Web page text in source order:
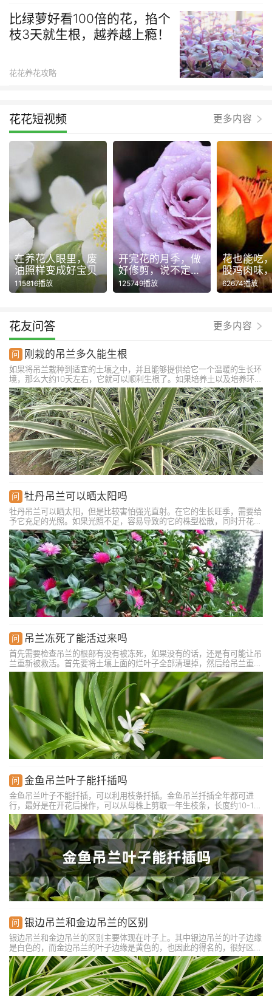
比绿萝好看100倍的花，掐个
枝3天就生根，越养越上瘾！
花花养花攻略
花花短视频 更多内容
在养花人眼里，废
油照样变成好宝贝
115816播放
开完花的月季，做
好修剪，说不定还
能再开一波！
125749播放
花也能吃
股鸡肉味
62674播放
花友问答 更多内容
刚栽的吊兰多久能生根
如果将吊兰栽种到适宜的土壤之中，并且能够提供给它一个温暖的生长环
境，那么大约10天左右，它就可以顺利生根了。如果培养土以及培养环境
不是很合适，那么它可能需要15-20天的时间才能生根。如果用水培的方
法栽培，那么它生根会更快一些，5-7天就能生根。
牡丹吊兰可以晒太阳吗
牡丹吊兰可以晒太阳，但是比较害怕强光直射。在它的生长旺季，需要给
予它充足的光照。如果光照不足，容易导致的它的株型松散，同时开花也
是很少。室内种植要放在明亮处，但夏季不宜放在阳光下，不然会导致叶
片失水。
吊兰冻死了能活过来吗
首先需要检查吊兰的根部有没有被冻死，如果没有的话，还是有可能让吊
兰重新被救活。首先要将土壤上面的烂叶子全部清理掉，然后给吊兰重新
换盆，最后浇上透水即可，这样吊兰就能逐渐恢复生长。
金鱼吊兰叶子能扦插吗
金鱼吊兰叶子不能扦插，可以利用枝条扦插。金鱼吊兰扦插全年都可进
行，最好是在开花后操作，可以从母株上剪取一年生枝条，长度约10-15
厘米左右，在枝条上端保留3-4片叶子。准备好河沙或蛭石当做扦插的基
质，可将插穗蘸取生根粉插到基质中，保持好温度和湿度，大约3-4周后
发根。
银边吊兰和金边吊兰的区别
银边吊兰和金边吊兰的区别主要体现在叶子上。其中银边吊兰的叶子边缘
是白色的，而金边吊兰的叶子边缘是黄色的，也因此的得名的，很好区
分。此外，两者的生长习性也有一点不同。银边吊兰喜欢半阴环境，不耐
强光。相比金边吊兰的喜光性更强，生长更需要光照，但也不可用强光暴
晒。